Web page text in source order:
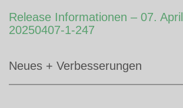
Release Informationen – 07.
20250407-1-247
Neues + Verbesserungen